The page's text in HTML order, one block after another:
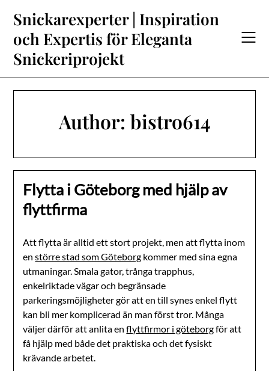
content
Snickarexperter | Inspiration
och Expertis för Eleganta
Snickeriprojekt
Author: bistro614
Flytta i Göteborg med hjälp av
flyttfirma
Att flytta är alltid ett stort projekt, men att flytta inom
enstörre stad som Göteborg kommer med sina egna
utmaningar. Smala gator, trånga trapphus,
enkelriktade vägar och begränsade
parkeringsmöjligheter gör att en till synes enkel flytt
kan bli mer komplicerad än man först tror. Många
väljer därför att anlita enflyttfirmor i göteborgför att
få hjälp med både det praktiska och det fysiskt
krävande arbetet.